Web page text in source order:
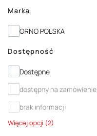
Marka
MarkaORNO POLSKA
Dostępność
Dostępność
Dostępne
dostępny na zamówienie
brak informacji
Więcej opcji (2)